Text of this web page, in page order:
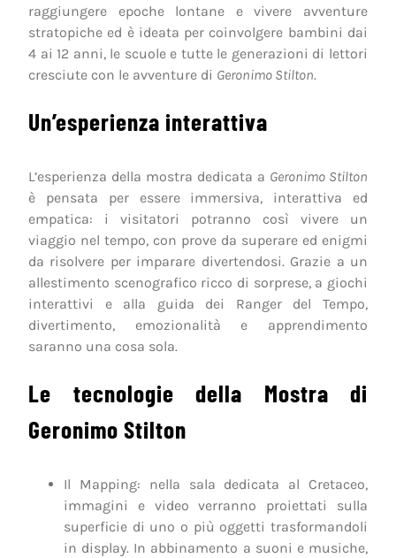
raggiungere epoche lontane e vivere avventure
stratopiche ed è ideata per coinvolgere bambini dai
4 ai 12 anni, le scuole e tutte le generazioni di lettori
cresciute con le avventure di Geronimo Stilton.
Un’esperienza interattiva
L’esperienza della mostra dedicata a Geronimo Stilton
è pensata per essere immersiva, interattiva ed
empatica: i visitatori potranno così vivere un
viaggio nel tempo, con prove da superare ed enigmi
da risolvere per imparare divertendosi. Grazie a un
allestimento scenografico ricco di sorprese, a giochi
interattivi e alla guida dei Ranger del Tempo,
divertimento, emozionalità e apprendimento
saranno una cosa sola.
Le tecnologie della Mostra di
Geronimo Stilton
Il Mapping: nella sala dedicata al Cretaceo,
immagini e video verranno proiettati sulla
superficie di uno o più oggetti trasformandoli
in display. In abbinamento a suoni e musiche,